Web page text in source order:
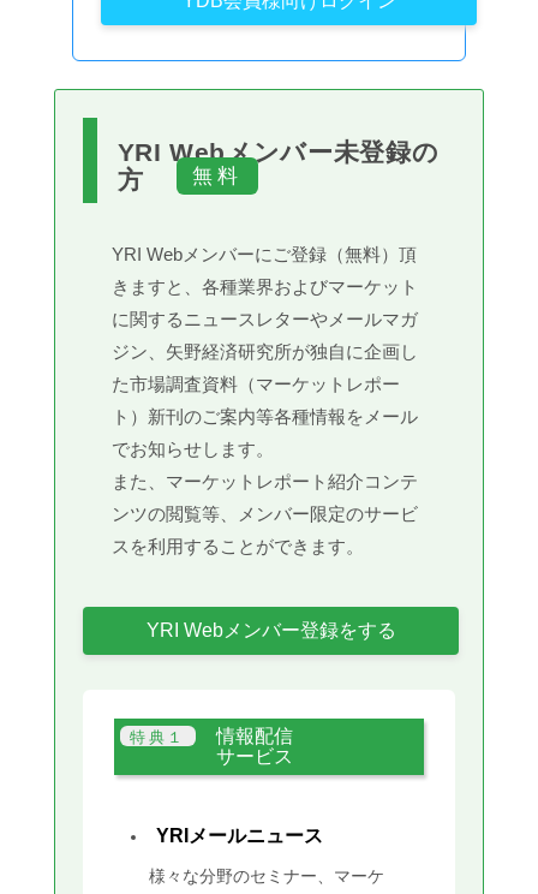
YRI Webメンバー未登録の
方
YRI Webメンバーにご登録（無料）頂
きますと、各種業界およびマーケット
に関するニュースレターやメールマガ
ジン、矢野経済研究所が独自に企画し
た市場調査資料（マーケットレポー
ト）新刊のご案内等各種情報をメール
でお知らせします。
また、マーケットレポート紹介コンテ
ンツの閲覧等、メンバー限定のサービ
スを利用することができます。
YRI Webメンバー登録をする
情報配信
サービス
YRIメールニュース
様々な分野のセミナー、マーケ